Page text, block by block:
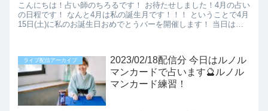
こんにちは！占い師のちろるです！ お待たせしました！4月の占い
の日程です！ なんと4月は私の誕生月です！！！ ということで4月
15日(土)に私のお誕生日おめでとうバーを開催します！ 当日は流
ライブ配信アーカイブ
2023/02/18配信分 今日はルノル
マンカードで占います🔮ルノル
マンカード練習！